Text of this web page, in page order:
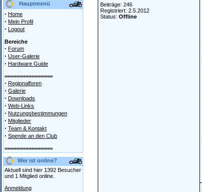
Hauptmenü
· Home
· Mein Profil
· Logout
Bereiche
· Forum
· User-Galerie
· Hardware Guide
================
· Regionalforen
· Galerie
· Downloads
· Web-Links
· Nutzungsbestimmungen
· Mitglieder
· Team & Kontakt
· Spende an den Club
================
Wer ist online?
Aktuell sind hier 1392 Besucher
und 1 Mitglied online.
Anmeldung
Beiträge: 246
Registriert: 2.5.2012
Status: Offline